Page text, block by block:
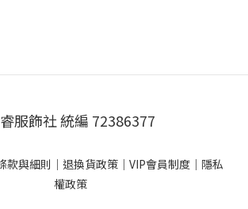
睿服飾社 統編 72386377
款與細則 ｜ 退換貨政策｜ VIP會員制度｜ 隱私
權政策